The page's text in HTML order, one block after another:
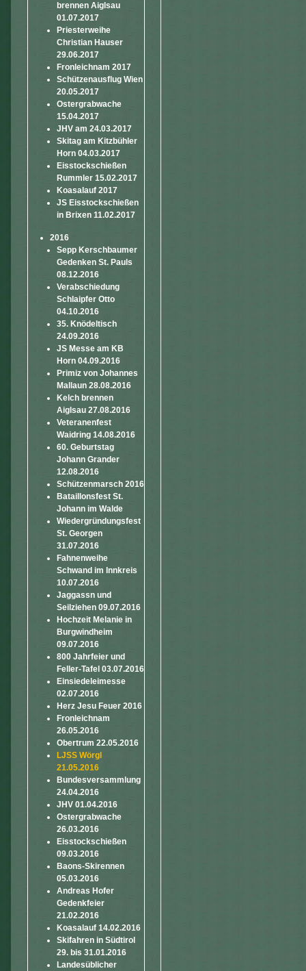
brennen Aiglsau
01.07.2017
Priesterweihe
Christian Hauser
29.06.2017
Fronleichnam 2017
Schützenausflug Wien
20.05.2017
Ostergrabwache
15.04.2017
JHV am 24.03.2017
Skitag am Kitzbühler
Horn 04.03.2017
Eisstockschießen
Rummler 15.02.2017
Koasalauf 2017
JS Eisstockschießen
in Brixen 11.02.2017
2016
Sepp Kerschbaumer
Gedenken St. Pauls
08.12.2016
Verabschiedung
Schlaipfer Otto
04.10.2016
35. Knödeltisch
24.09.2016
JS Messe am KB
Horn 04.09.2016
Primiz von Johannes
Mallaun 28.08.2016
Kelch brennen
Aiglsau 27.08.2016
Veteranenfest
Waidring 14.08.2016
60. Geburtstag
Johann Grander
12.08.2016
Schützenmarsch 2016
Bataillonsfest St.
Johann im Walde
Wiedergründungsfest
St. Georgen
31.07.2016
Fahnenweihe
Schwand im Innkreis
10.07.2016
Jaggassn und
Seilziehen 09.07.2016
Hochzeit Melanie in
Burgwindheim
09.07.2016
800 Jahrfeier und
Feller-Tafel 03.07.2016
Einsiedeleimesse
02.07.2016
Herz Jesu Feuer 2016
Fronleichnam
26.05.2016
Obertrum 22.05.2016
LJSS Wörgl
21.05.2016
Bundesversammlung
24.04.2016
JHV 01.04.2016
Ostergrabwache
26.03.2016
Eisstockschießen
09.03.2016
Baons-Skirennen
05.03.2016
Andreas Hofer
Gedenkfeier
21.02.2016
Koasalauf 14.02.2016
Skifahren in Südtirol
29. bis 31.01.2016
Landesüblicher